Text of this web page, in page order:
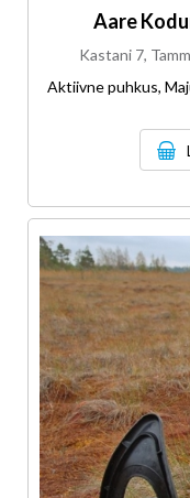
Aare
Kastani 7,
Aktiivne puhkus,